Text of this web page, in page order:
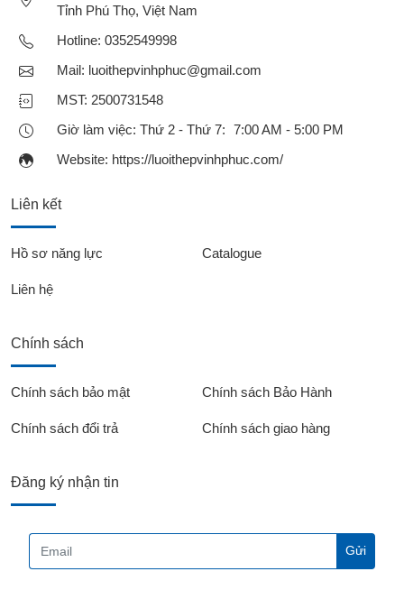
Tỉnh Phú Thọ, Việt Nam
Hotline: 0352549998
Mail: luoithepvinhphuc@gmail.com
MST: 2500731548
Giờ làm việc: Thứ 2 - Thứ 7: 7:00 AM - 5:00 PM
Website: https://luoithepvinhphuc.com/
Liên kết
Hồ sơ năng lực Catalogue
Liên hệ
Chính sách
Chính sách bảo mật Chính sách Bảo Hành
Chính sách đổi trả Chính sách giao hàng
Đăng ký nhận tin